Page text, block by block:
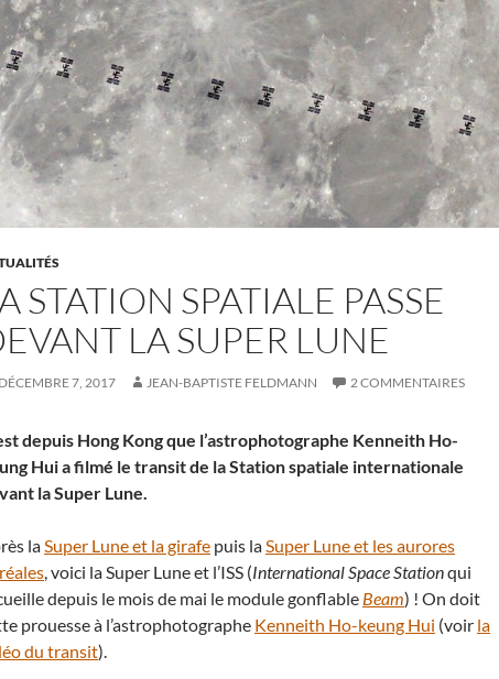
STATION SPATIALE PASSE
LA SUPER LUNE
DÉCEMBRE 7, 2017 JEAN-BAPTISTE FELDMANN 2 COMMENTAIRES
depuis Hong Kong que l’astrophotographe Kenneith Ho-
Hui a filmé le transit de la Station spatiale internationale
la Super Lune.
laSuper Lune et la girafe puis laSuper Lune et les aurores
, voici la Super Lune et l’ISS (International Space Stationqui
depuis le mois de mai le module gonflable Beam) ! On doit
prouesse à l’astrophotographe Kenneith Ho-keung Hui (voir la
du transit).